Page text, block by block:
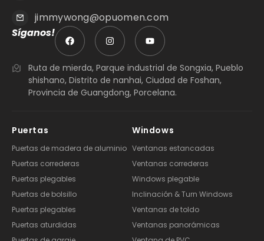
jimmywong@opuomen.com
Síganos!
Ruta de mierda, Parque industrial de Songxia, Pueblo
shishano, Distrito de nanhai, Ciudad de Foshan,
Provincia de Guangdong, Porcelana.
Puertas
Puertas de madera de aluminio
Puertas correderas
Puertas plegables
Puertas de bolsillo
Puertas plegables
Puertas aturdidas
Windows
Ventanas estancadas
Ventanas correderas
Windows plegable
Inclinación & Turn Windows
Ventanas de toldo
Ventanas panorámicas